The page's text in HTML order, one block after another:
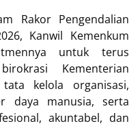
Rakor Pengendalian
Kanwil Kemenkum
untuk terus
Kementerian
kelola organisasi,
daya manusia, serta
akuntabel, dan